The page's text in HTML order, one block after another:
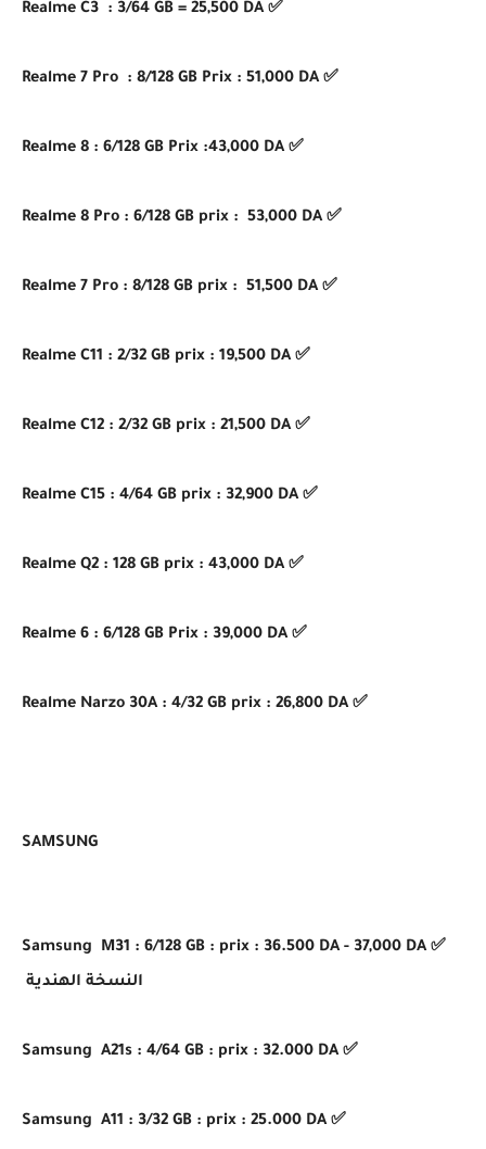
✅ Realme C3 : 3/64 GB = 25,500 DA
✅ Realme 7 Pro : 8/128 GB Prix : 51,000 DA
✅ Realme 8 : 6/128 GB Prix :43,000 DA
✅ Realme 8 Pro : 6/128 GB prix : 53,000 DA
✅ Realme 7 Pro : 8/128 GB prix : 51,500 DA
✅ Realme C11 : 2/32 GB prix : 19,500 DA
✅ Realme C12 : 2/32 GB prix : 21,500 DA
✅ Realme C15 : 4/64 GB prix : 32,900 DA
✅ Realme Q2 : 128 GB prix : 43,000 DA
✅ Realme 6 : 6/128 GB Prix : 39,000 DA
✅ Realme Narzo 30A : 4/32 GB prix : 26,800 DA
SAMSUNG
✅ Samsung M31 : 6/128 GB : prix : 36.500 DA - 37,000 DA
النسخة الهندية
✅ Samsung A21s : 4/64 GB : prix : 32.000 DA
✅ Samsung A11 : 3/32 GB : prix : 25.000 DA